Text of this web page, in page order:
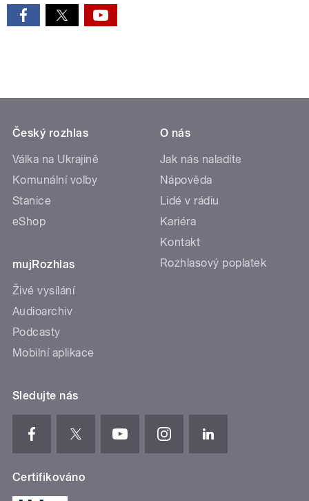
Český rozhlas
Válka na Ukrajině
Komunální volby
Stanice
eShop
mujRozhlas
Živé vysílání
Audioarchiv
Podcasty
Mobilní aplikace
O nás
Jak nás naladíte
Nápověda
Lidé v rádiu
Kariéra
Kontakt
Rozhlasový poplatek
Sledujte nás
Certifikováno